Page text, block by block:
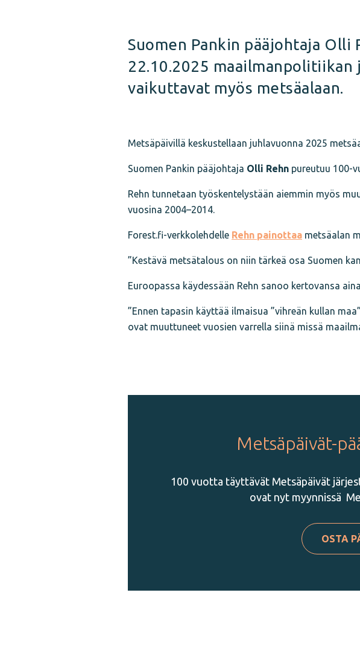
Suomen Pankin pääjohtaja
22.10.2025 maailmanpolitiikan
vaikuttavat myös metsäalaan.
Metsäpäivillä keskustellaan juhlavuonna 2025
Suomen Pankin pääjohtaja Olli Rehn pureutuu 100-
Rehn tunnetaan työskentelystään aiemmin myös
vuosina 2004–2014.
Forest.fi-verkkolehdelle Rehn painottaa metsäalan
”Kestävä metsätalous on niin tärkeä osa Suomen
Euroopassa käydessään Rehn sanoo kertovansa
”Ennen tapasin käyttää ilmaisua ”vihreän kullan
ovat muuttuneet vuosien varrella siinä missä
Metsäpäivät-
100 vuotta täyttävät Metsäpäivät
ovat nyt myynnissä
OSTA